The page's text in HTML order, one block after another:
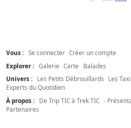
Vous : Se connecter Créer un compte
Explorer : Galerie Carte
Balades
Univers :
Les Petits Débrouillards Les
Experts du Quotidien
À propos :
De Trip TIC à Trek TIC -
Partenaires